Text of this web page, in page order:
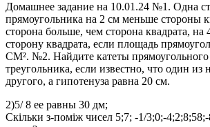
Домашнее задание на 10.01.24 №1. Одна
прямоугольника на 2 см меньше стороны
сторона больше, чем сторона квадрата,
сторону квадрата, если площадь
CM². №2. Найдите катеты
треугольника, если известно, что один
другого, а гипотенуза равна 20 см.​
2)5/ 8 ee равны 30 дм;​
Скільки з-поміж чисел 5;7; -1/3;0;-